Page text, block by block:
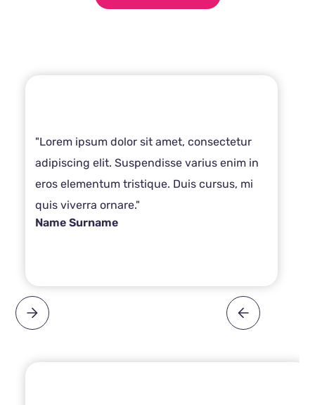
"Lorem ipsum dolor sit amet, consectetur
adipiscing elit. Suspendisse varius enim in
eros elementum tristique. Duis cursus, mi
quis viverra ornare."
Name Surname